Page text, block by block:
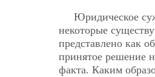
Юридическое
некоторые
представлено как
принятое решение
факта. Каким